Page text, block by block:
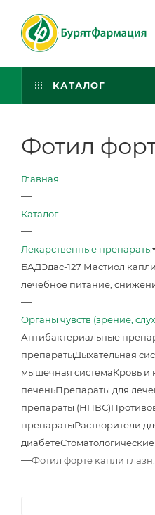
КАТАЛОГ
Фотил
Главная
—
Каталог
—
Лекарственные препараты
БАДЭдас-127 Мастиол
лечебное питание,
—
Органы чувств (зрение,
Антибактериальные
препаратыДыхательная
мышечная системаКровь и
печеньПрепараты для
препараты (НПВС)
препаратыРастворители
диабете
—Фотил форте капли